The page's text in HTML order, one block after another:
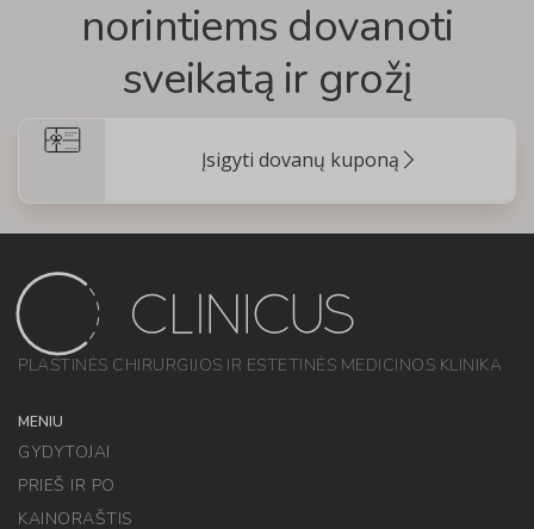
norintiems dovanoti
sveikatą ir grožį
Įsigyti dovanų kuponą
PLASTINĖS CHIRURGIJOS IR ESTETINĖS MEDICINOS KLINIKA
MENIU
GYDYTOJAI
PRIEŠ IR PO
KAINORAŠTIS